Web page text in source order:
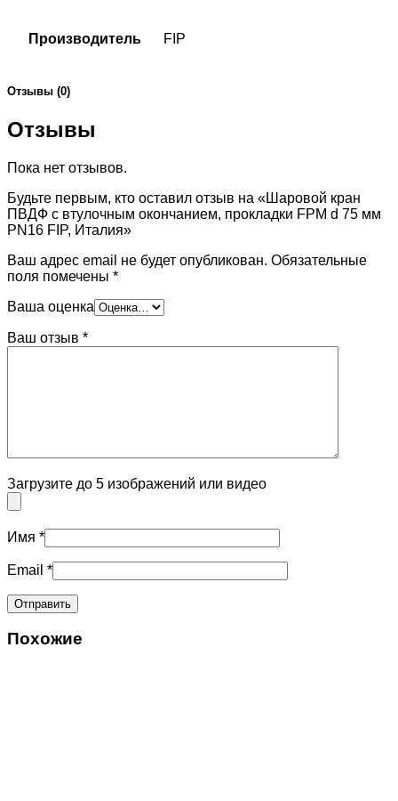
Производитель FIP
Отзывы (0)
Отзывы
Пока нет отзывов.
Будьте первым, кто оставил отзыв на «Шаровой кран
ПВДФ с втулочным окончанием, прокладки FPM d 75 мм
PN16 FIP, Италия»
Ваш адрес email не будет опубликован. Обязательные
поля помечены *
Ваша оценка
Ваш отзыв *
Загрузите до 5 изображений или видео
Имя *
Email *
Похожие